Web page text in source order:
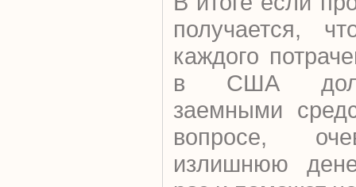
получается,
каждого
в США
заемными
вопросе,
излишнюю